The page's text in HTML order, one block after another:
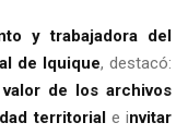
y trabajadora del
de Iquique, destacó:
de los archivos
territorial e invitar